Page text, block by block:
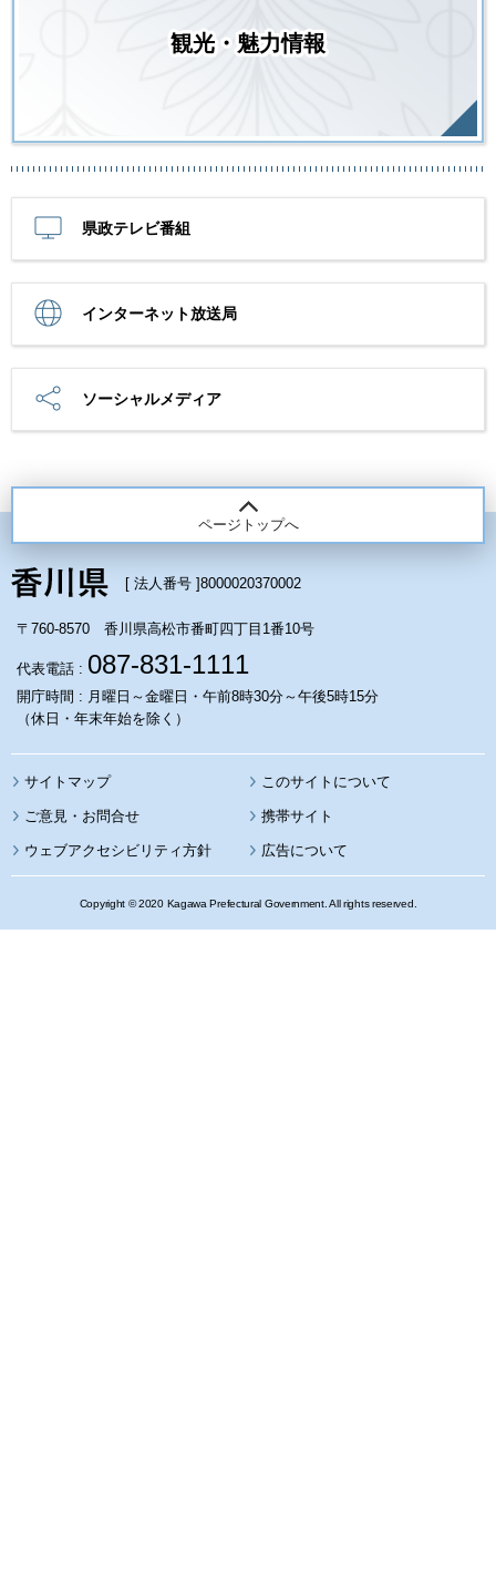
観光・魅力情報
県政テレビ番組
インターネット放送局
ソーシャルメディア
ページトップへ
[ 法人番号 ]8000020370002
〒760-8570 香川県高松市番町四丁目1番10号
代表電話 : 087-831-1111
開庁時間 : 月曜日～金曜日・午前8時30分～午後5時15分
（休日・年末年始を除く）
サイトマップ このサイトについて
携帯サイト
ウェブアクセシビリティ方針 広告について
Copyright © 2020 Kagawa Prefectural Government. All rights reserved.